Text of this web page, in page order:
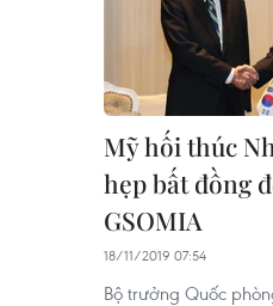
Mỹ hối thúc
hẹp bất đồng
GSOMIA
18/11/2019 07:54
Bộ trưởng Quốc